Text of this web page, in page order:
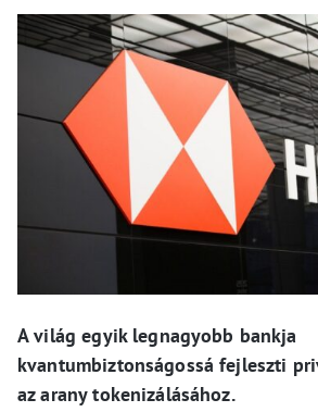
A világ egyik legnagyobb bankja
kvantumbiztonságossá fejleszti
az arany tokenizálásához.